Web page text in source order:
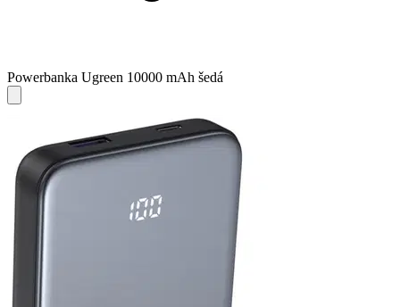
Powerbanka Ugreen 10000 mAh šedá